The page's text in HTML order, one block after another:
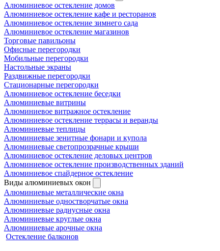
Алюминиевое остекление домов
Алюминиевое остекление кафе и ресторанов
Алюминиевое остекление зимнего сада
Алюминиевое остекление магазинов
Торговые павильоны
Офисные перегородки
Мобильные перегородки
Настольные экраны
Раздвижные перегородки
Стационарные перегородки
Алюминиевое остекление беседки
Алюминиевые витрины
Алюминиевое витражное остекление
Алюминиевое остекление террасы и веранды
Алюминиевые теплицы
Алюминиевые зенитные фонари и купола
Алюминиевые светопрозрачные крыши
Алюминиевое остекление деловых центров
Алюминиевое остекление производственных зданий
Алюминиевое спайдерное остекление
Виды алюминиевых окон
Алюминиевые металлические окна
Алюминиевые одностворчатые окна
Алюминиевые радиусные окна
Алюминиевые круглые окна
Алюминиевые арочные окна
Остекление балконов